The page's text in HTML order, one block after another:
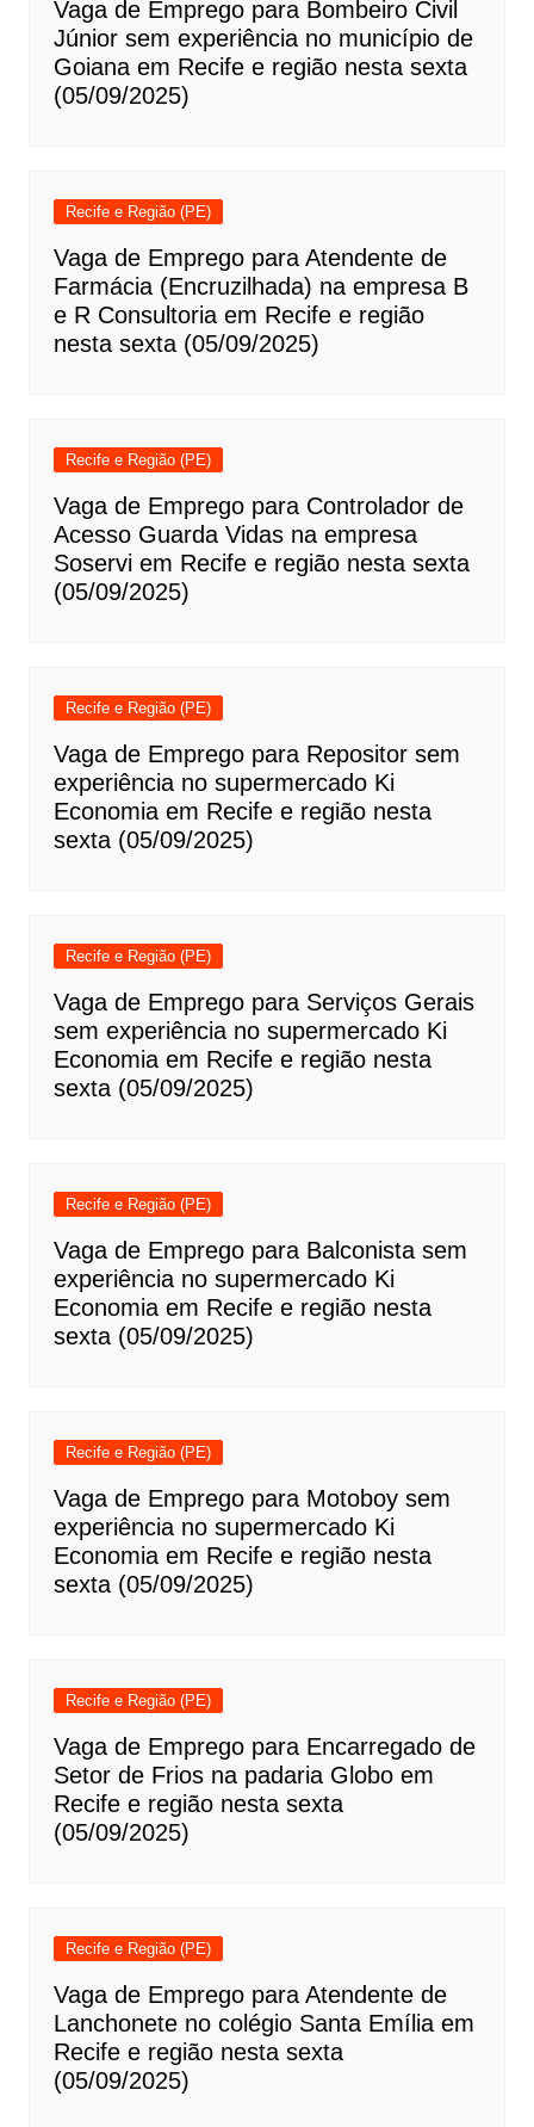
Vaga de Emprego para Bombeiro Civil
Júnior sem experiência no município de
Goiana em Recife e região nesta sexta
(05/09/2025)
Recife e Região (PE)
Vaga de Emprego para Atendente de
Farmácia (Encruzilhada) na empresa B
e R Consultoria em Recife e região
nesta sexta (05/09/2025)
Recife e Região (PE)
Vaga de Emprego para Controlador de
Acesso Guarda Vidas na empresa
Soservi em Recife e região nesta sexta
(05/09/2025)
Recife e Região (PE)
Vaga de Emprego para Repositor sem
experiência no supermercado Ki
Economia em Recife e região nesta
sexta (05/09/2025)
Recife e Região (PE)
Vaga de Emprego para Serviços Gerais
sem experiência no supermercado Ki
Economia em Recife e região nesta
sexta (05/09/2025)
Recife e Região (PE)
Vaga de Emprego para Balconista sem
experiência no supermercado Ki
Economia em Recife e região nesta
sexta (05/09/2025)
Recife e Região (PE)
Vaga de Emprego para Motoboy sem
experiência no supermercado Ki
Economia em Recife e região nesta
sexta (05/09/2025)
Recife e Região (PE)
Vaga de Emprego para Encarregado de
Setor de Frios na padaria Globo em
Recife e região nesta sexta
(05/09/2025)
Recife e Região (PE)
Vaga de Emprego para Atendente de
Lanchonete no colégio Santa Emília em
Recife e região nesta sexta
(05/09/2025)